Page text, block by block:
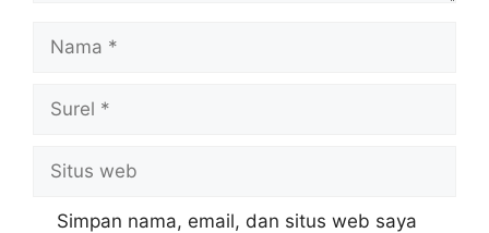
web
Simpan nama, email, dan situs web saya